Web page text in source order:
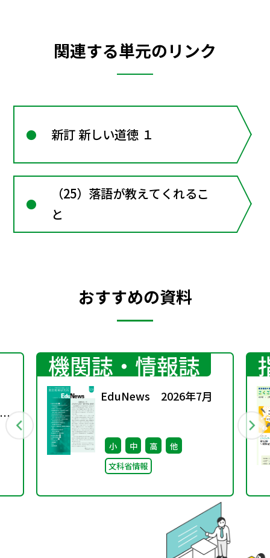
関連する単元のリンク
新訂 新しい道徳 １
（25）落語が教えてくれるこ
と
おすすめの資料
機関誌・情報誌
EduNews 2026年7月
小 中 高
他
文科省情報